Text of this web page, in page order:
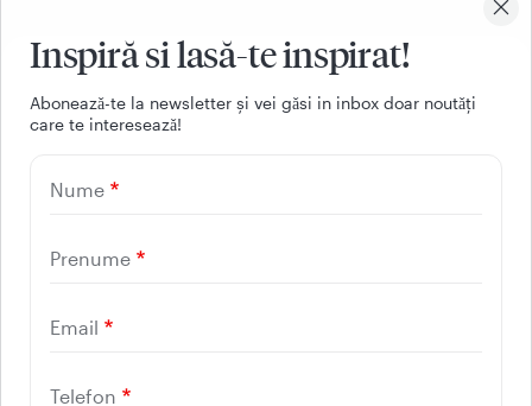
Inspiră si lasă-te inspirat!
Aboneazǎ-te la newsletter și vei gǎsi in inbox doar noutǎți
care te intereseazǎ!
Nume
Prenume
Email
Telefon